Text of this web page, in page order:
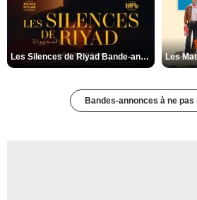
Les Silences de Riyad Bande-annonce VO STFR
Bandes-annonces à ne pas